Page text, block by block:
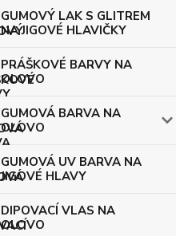
GUMOVÝ LAK S GLITREM
NA JIGOVÉ HLAVIČKY
PRÁŠKOVÉ BARVY NA
OLOVO
GUMOVÁ BARVA NA
OLOVO
GUMOVÁ UV BARVA NA
JIGOVÉ HLAVY
DIPOVACÍ VLAS NA
OLOVO